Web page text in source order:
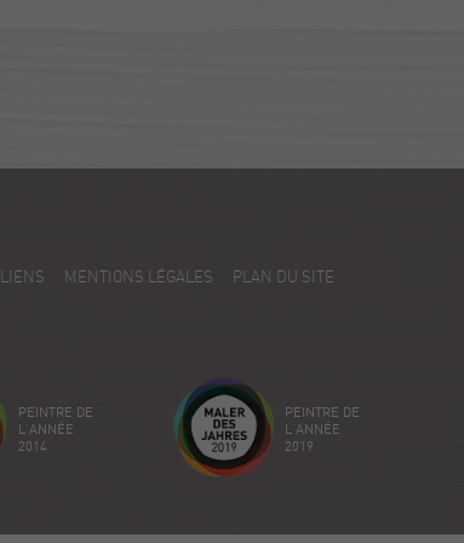
LIENS MENTIONS LÉGALES PLAN DU SITE
PEINTRE DE
L'ANNÉE
2014
PEINTRE DE
L'ANNÉE
2019